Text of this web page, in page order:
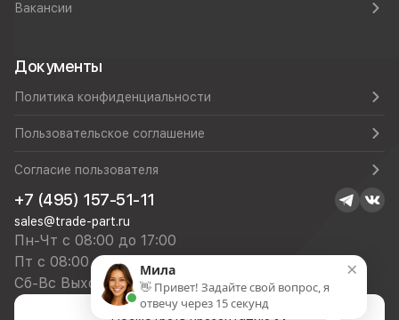
Вакансии
Документы
Политика конфиденциальности
Пользовательское соглашение
Согласие пользователя
+7 (495) 157-51-11
sales@trade-part.ru
Пн-Чт с 08:00 до 17:00
Пт с 08:00 до 16:00
Сб-Вс Выходной
×
Мила
👋 Привет! Задайте свой вопрос, я
отвечу через 15 секунд